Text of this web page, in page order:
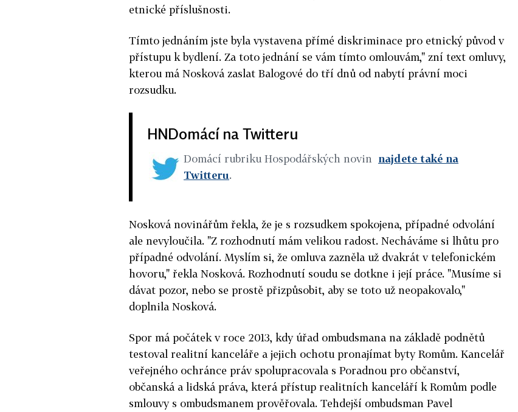
etnické příslušnosti.
Tímto jednáním jste byla vystavena přímé diskriminace pro etnický původ v
přístupu k bydlení. Za toto jednání se vám tímto omlouvám," zní text omluvy,
kterou má Nosková zaslat Balogové do tří dnů od nabytí právní moci
rozsudku.
HNDomácí na Twitteru
Domácí rubriku Hospodářských novin najdete také na
Twitteru.
Nosková novinářům řekla, že je s rozsudkem spokojena, případné odvolání
ale nevyloučila. "Z rozhodnutí mám velikou radost. Necháváme si lhůtu pro
případné odvolání. Myslím si, že omluva zazněla už dvakrát v telefonickém
hovoru," řekla Nosková. Rozhodnutí soudu se dotkne i její práce. "Musíme si
dávat pozor, nebo se prostě přizpůsobit, aby se toto už neopakovalo,"
doplnila Nosková.
Spor má počátek v roce 2013, kdy úřad ombudsmana na základě podnětů
testoval realitní kanceláře a jejich ochotu pronajímat byty Romům. Kancelář
veřejného ochránce práv spolupracovala s Poradnou pro občanství,
občanská a lidská práva, která přístup realitních kanceláří k Romům podle
smlouvy s ombudsmanem prověřovala. Tehdejší ombudsman Pavel